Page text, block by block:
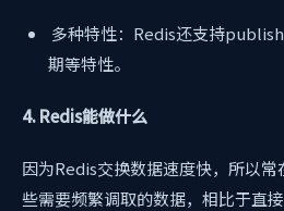
多种特性：Redis还支持
期等特性。
4. Redis能做什么
因为Redis交换数据速度快，所以
些需要频繁调取的数据，相比于直